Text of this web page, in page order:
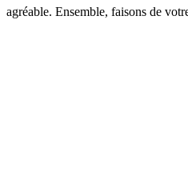
agréable. Ensemble, faisons de